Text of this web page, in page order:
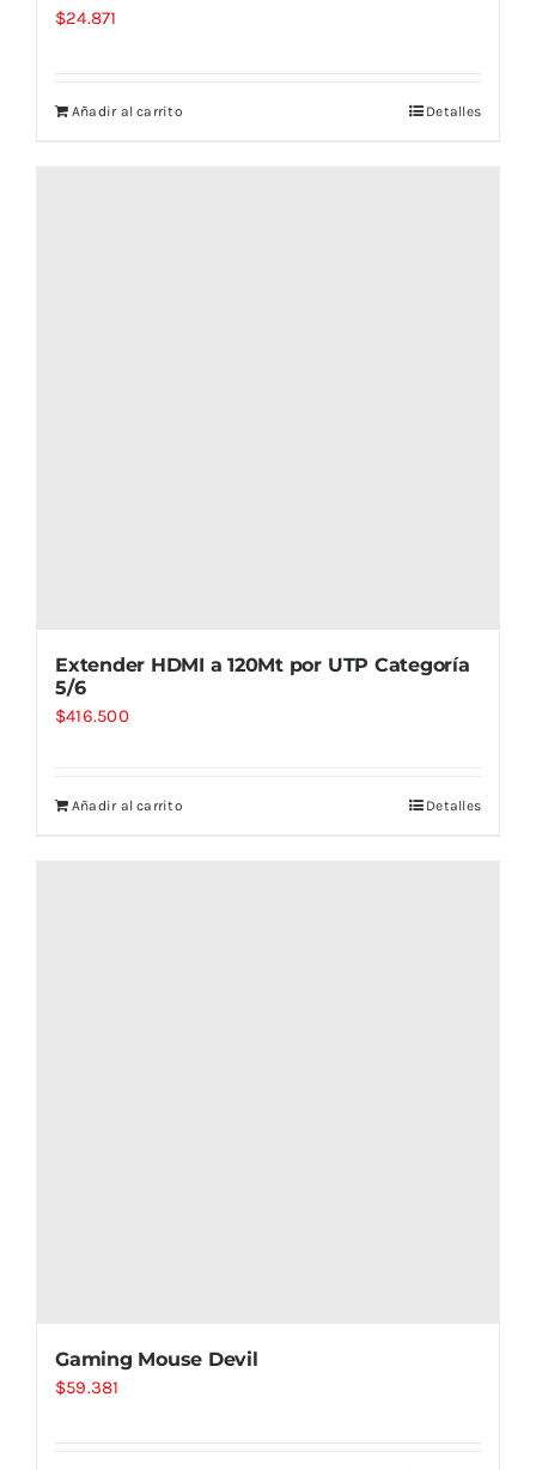
$24.871
Añadir al carrito Detalles
Extender HDMI a 120Mt por UTP Categoría
5/6
$416.500
Añadir al carrito Detalles
Gaming Mouse Devil
$59.381